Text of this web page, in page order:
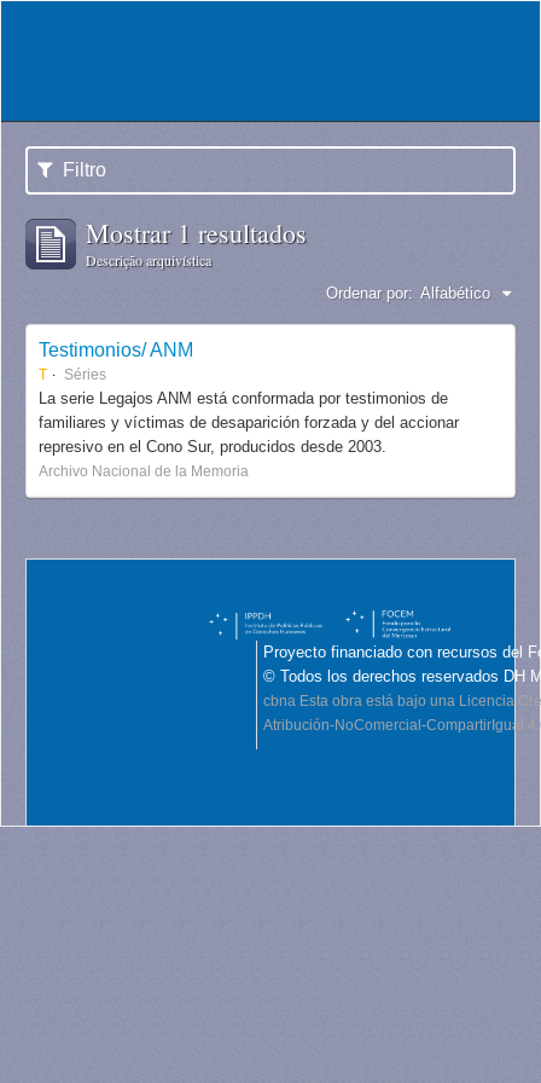
Filtro
Mostrar 1 resultados
Descrição arquivística
Ordenar por: Alfabético
Testimonios/ ANM
T Séries
La serie Legajos ANM está conformada por testimonios de
familiares y víctimas de desaparición forzada y del accionar
represivo en el Cono Sur, producidos desde 2003.
Archivo Nacional de la Memoria
Proyecto financiado con recursos del
© Todos los derechos reservados DH
cbna Esta obra está bajo una Licencia
Atribución-NoComercial-CompartirIgual